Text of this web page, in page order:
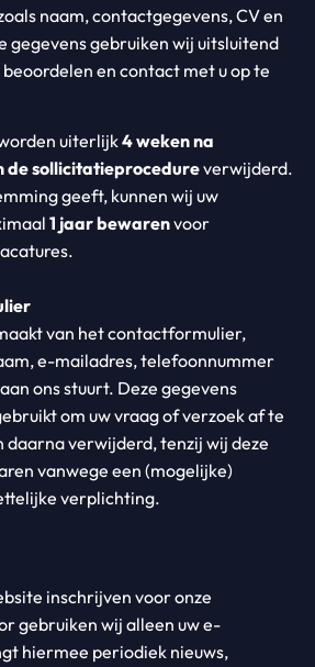
naam, contactgegevens, CV en
gegevens gebruiken wij uitsluitend
en contact met u op te
uiterlijk4 weken na
de sollicitatieprocedureverwijderd.
geeft, kunnen wij uw
1 jaar bewarenvoor
van het contactformulier,
e-mailadres, telefoonnummer
ons stuurt. Deze gegevens
om uw vraag of verzoek af te
daarna verwijderd, tenzij wij deze
vanwege een (mogelijke)
verplichting.
inschrijven voor onze
gebruiken wij alleen uw e-
hiermee periodiek nieuws,